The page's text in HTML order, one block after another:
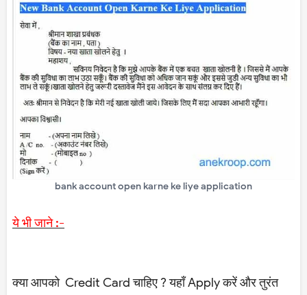
bank account open karne ke liye application
ये भी जाने :-
क्या आपको Credit Card चाहिए ? यहाँ Apply करें और तुरंत